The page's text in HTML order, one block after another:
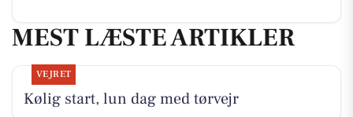
MEST LÆSTE ARTIKLER
VEJRET
Kølig start, lun dag med tørvejr